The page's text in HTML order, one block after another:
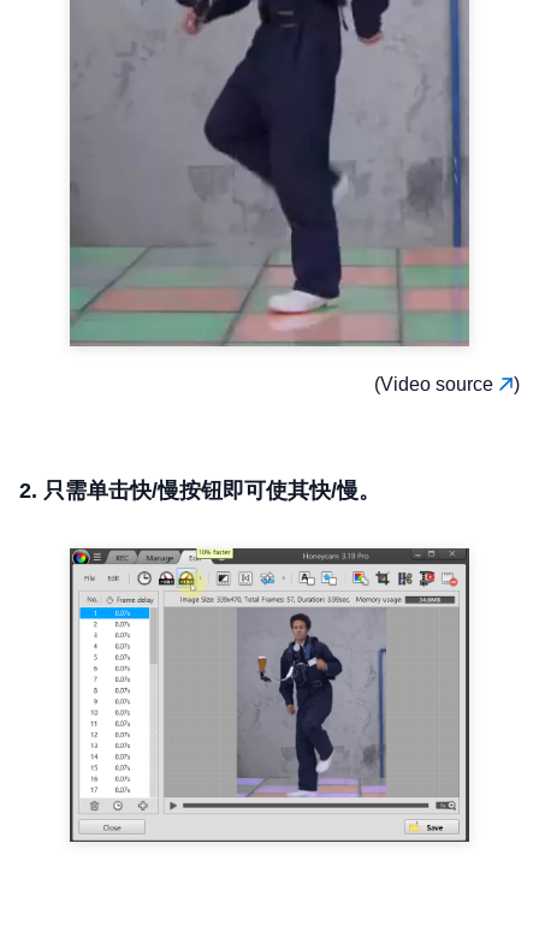
(Video source )
2. 只需单击快/慢按钮即可使其快/慢。